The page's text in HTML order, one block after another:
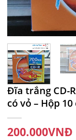
Đĩa trắng CD-
có vỏ – Hộp 10
200.000VNĐ